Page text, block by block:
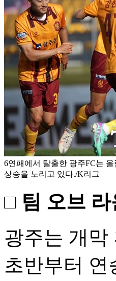
6연패에서 탈출한 광주FC는
상승을 노리고 있다./K리그
□ 팀 오브
광주는 개막
초반부터 연